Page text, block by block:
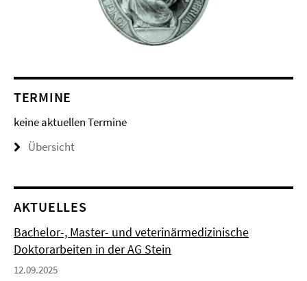
TERMINE
keine aktuellen Termine
Übersicht
AKTUELLES
Bachelor-, Master- und veterinärmedizinische
Doktorarbeiten in der AG Stein
12.09.2025